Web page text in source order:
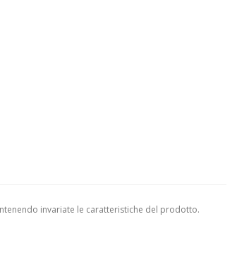
invariate le caratteristiche del prodotto.